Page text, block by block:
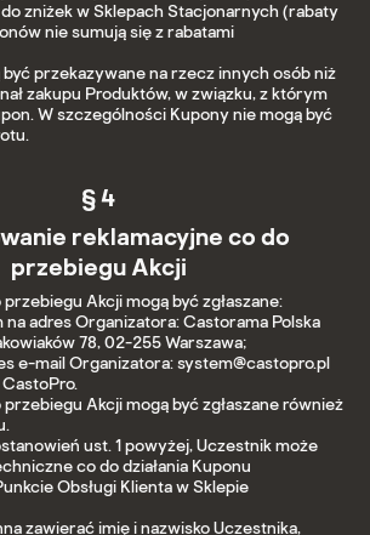
zniżek w Sklepach Stacjonarnych (rabaty
nie sumują się z rabatami
przekazywane na rzecz innych osób niż
zakupu Produktów, w związku, z którym
W szczególności Kupony nie mogą być
§ 4
reklamacyjne co do
przebiegu Akcji
Akcji mogą być zgłaszane:
adres Organizatora: Castorama Polska
78, 02-255 Warszawa;
e-mail Organizatora: system@castopro.pl
Akcji mogą być zgłaszane również
ust. 1 powyżej, Uczestnik może
co do działania Kuponu
Obsługi Klienta w Sklepie
zawierać imię i nazwisko Uczestnika,